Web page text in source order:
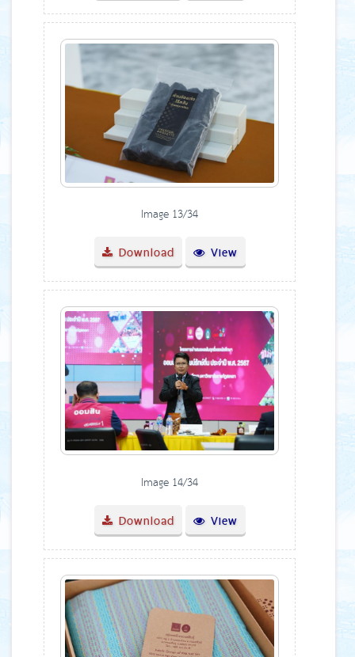
Image 13/34
Download View
Image 14/34
Download View